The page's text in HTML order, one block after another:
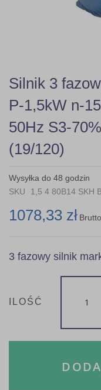
Skip
to
the
beginning
of
the
images
gallery
Silnik 3
P-1,5kW n-
50Hz S3-
(19/120)
Wysyłka do 48 godzin
SKU
1,5 4 80B14 SKH
1078,33 zł Brutto
3 fazowy silnik
ILOŚĆ